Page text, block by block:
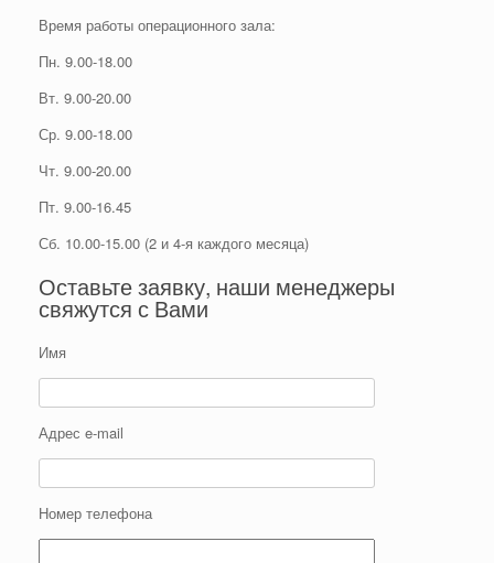
Время работы операционного зала:
Пн. 9.00-18.00
Вт. 9.00-20.00
Ср. 9.00-18.00
Чт. 9.00-20.00
Пт. 9.00-16.45
Сб. 10.00-15.00 (2 и 4-я каждого месяца)
Оставьте заявку, наши менеджеры
свяжутся с Вами
Имя
Адрес e-mail
Номер телефона